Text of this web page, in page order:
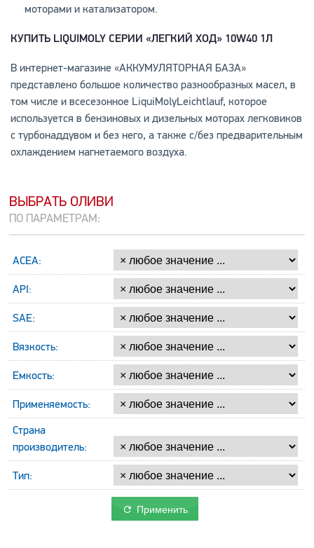
моторами и катализатором.
КУПИТЬ LIQUIMOLY СЕРИИ «ЛЕГКИЙ ХОД» 10W40 1Л
В интернет-магазине «АККУМУЛЯТОРНАЯ БАЗА»
представлено большое количество разнообразных масел, в
том числе и всесезонное LiquiMolyLeichtlauf, которое
используется в бензиновых и дизельных моторах легковиков
с турбонаддувом и без него, а также с/без предварительным
охлаждением нагнетаемого воздуха.
ВЫБРАТЬ ОЛИВИ
ПО ПАРАМЕТРАМ:
ACEA:
API:
SAE:
Вязкость:
Емкость:
Применяемость:
Страна
производитель:
Тип:
Применить